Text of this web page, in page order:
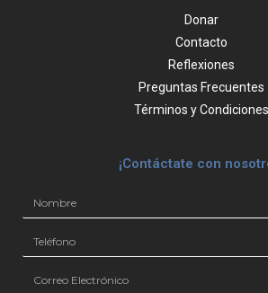
Donar
Contacto
Reflexiones
Preguntas Frecuentes
Términos y Condiciones
¡Contáctate con